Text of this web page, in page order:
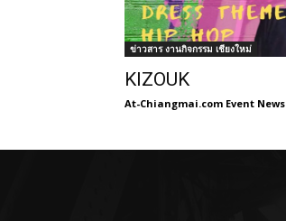
ข่าวสาร งานกิจกรรม เชียงใหม่
KIZOUK
At-Chiangmai.com Event News